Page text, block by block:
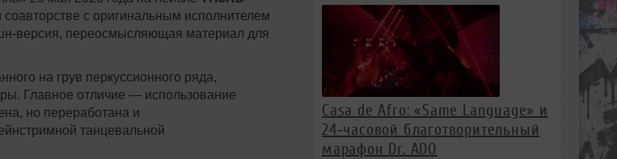
соавторстве с оригинальным исполнителем
версия, переосмысляющая материал для
на грув перкуссионного ряда,
Главное отличие — использование
но переработана и
танцевальной
Casa de Afro: «Same Language» и
24‑часовой благотворительный
марафон Dr. ADO